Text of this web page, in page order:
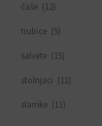
čaše (12)
trubice (5)
salvete (15)
stolnjaci (11)
slamke (11)